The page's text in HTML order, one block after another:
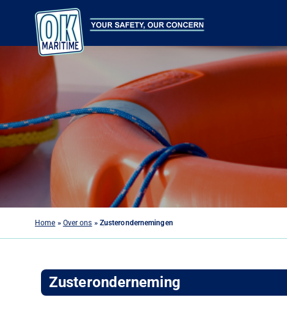
Home » Over ons » Zusterondernemingen
Zusteronderneming